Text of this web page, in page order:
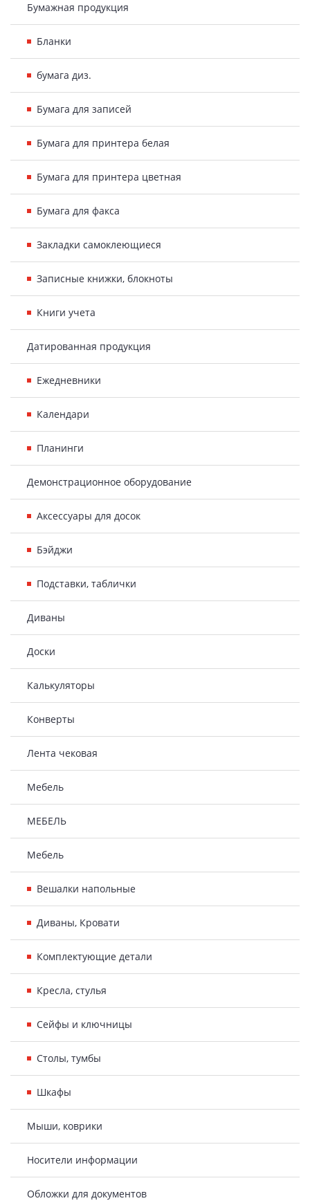
Бумажная продукция
Бланки
бумага диз.
Бумага для записей
Бумага для принтера белая
Бумага для принтера цветная
Бумага для факса
Закладки самоклеющиеся
Записные книжки, блокноты
Книги учета
Датированная продукция
Ежедневники
Календари
Планинги
Демонстрационное оборудование
Аксессуары для досок
Бэйджи
Подставки, таблички
Диваны
Доски
Калькуляторы
Конверты
Лента чековая
Мебель
МЕБЕЛЬ
Мебель
Вешалки напольные
Диваны, Кровати
Комплектующие детали
Кресла, стулья
Сейфы и ключницы
Столы, тумбы
Шкафы
Мыши, коврики
Носители информации
Обложки для документов